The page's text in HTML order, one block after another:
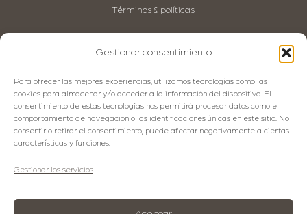
Gestionar consentimiento
Para ofrecer las mejores experiencias, utilizamos tecnologías como las
cookies para almacenar y/o acceder a la información del dispositivo. El
consentimiento de estas tecnologías nos permitirá procesar datos como el
comportamiento de navegación o las identificaciones únicas en este sitio. No
consentir o retirar el consentimiento, puede afectar negativamente a ciertas
características y funciones.
Gestionar los servicios
Términos & políticas
Política de privacidad
Política de Calidad
Código Ético
Idiomas